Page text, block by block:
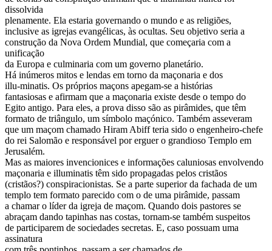
dissolvida
plenamente. Ela estaria governando o mundo e as religiões,
inclusive as igrejas evangélicas, às ocultas. Seu objetivo seria a
construção da Nova Ordem Mundial, que começaria com a
unificação
da Europa e culminaria com um governo planetário.
Há inúmeros mitos e lendas em torno da maçonaria e dos
illu-minatis. Os próprios maçons apegam-se a histórias
fantasiosas e afirmam que a maçonaria existe desde o tempo do
Egito antigo. Para eles, a prova disso são as pirâmides, que têm
formato de triângulo, um símbolo maçónico. Também asseveram
que um maçom chamado Hiram Abiff teria sido o engenheiro-chefe
do rei Salomão e responsável por erguer o grandioso Templo em
Jerusalém.
Mas as maiores invencionices e informações caluniosas envolvendo
maçonaria e illuminatis têm sido propagadas pelos cristãos
(cristãos?) conspiracionistas. Se a parte superior da fachada de um
templo tem formato parecido com o de uma pirâmide, passam
a chamar o líder da igreja de maçom. Quando dois pastores se
abraçam dando tapinhas nas costas, tornam-se também suspeitos
de participarem de sociedades secretas. E, caso possuam uma
assinatura